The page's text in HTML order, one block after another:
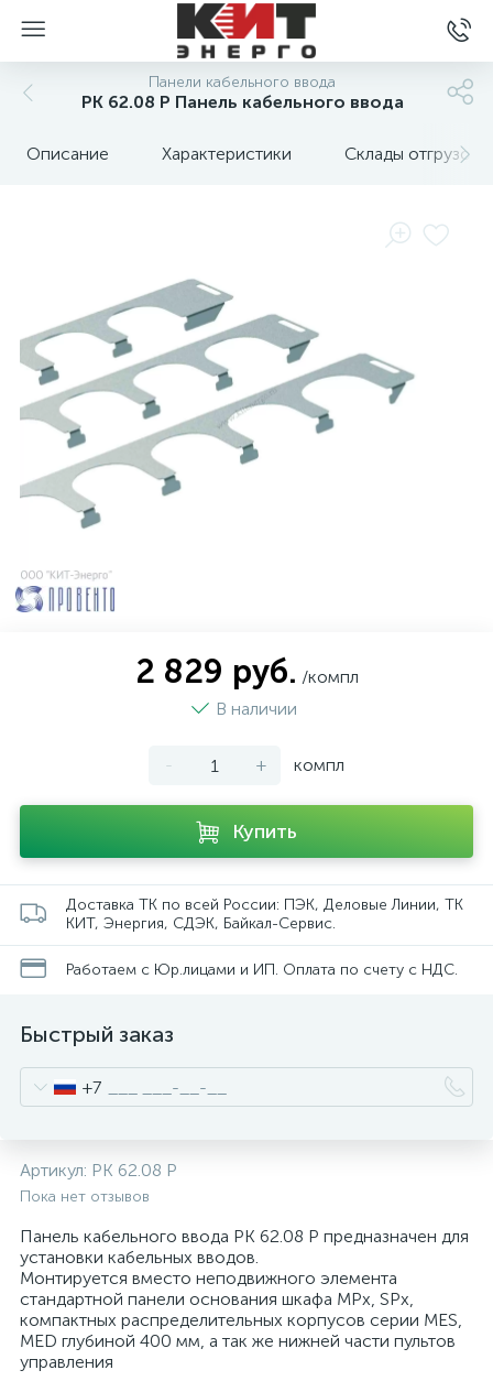
Панели кабельного ввода
PK 62.08 P Панель кабельного ввода
Описание Характеристики Склады отгрузок
2 829 руб. /компл
В наличии
- + компл
Купить
Доставка ТК по всей России: ПЭК, Деловые Линии, ТК
КИТ, Энергия, СДЭК, Байкал-Сервис.
Работаем с Юр.лицами и ИП. Оплата по счету с НДС.
Быстрый заказ
+7
Артикул: PK 62.08 P
Пока нет отзывов
Панель кабельного ввода PK 62.08 P предназначен для
установки кабельных вводов.
Монтируется вместо неподвижного элемента
стандартной панели основания шкафа MPx, SPx,
компактных распределительных корпусов серии MES,
MED глубиной 400 мм, а так же нижней части пультов
управления